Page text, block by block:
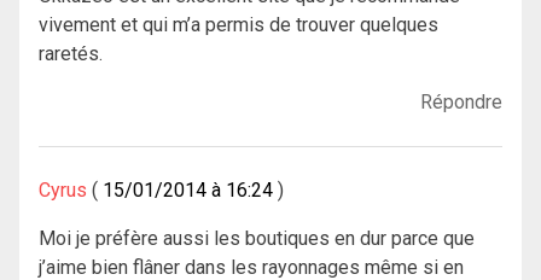
vivement et qui m’a permis de trouver quelques
raretés.
Répondre
Cyrus 15/01/2014 à 16:24
Moi je préfère aussi les boutiques en dur parce que
j’aime bien flâner dans les rayonnages même si en